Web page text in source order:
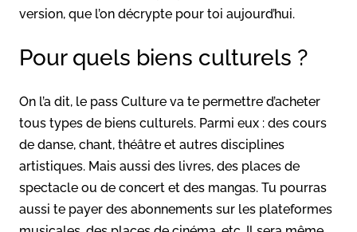
version, que l’on décrypte pour toi aujourd’hui.
Pour quels biens culturels ?
On l’a dit, le pass Culture va te permettre d’acheter
tous types de biens culturels. Parmi eux : des cours
de danse, chant, théâtre et autres disciplines
artistiques. Mais aussi des livres, des places de
spectacle ou de concert et des mangas. Tu pourras
aussi te payer des abonnements sur les plateformes